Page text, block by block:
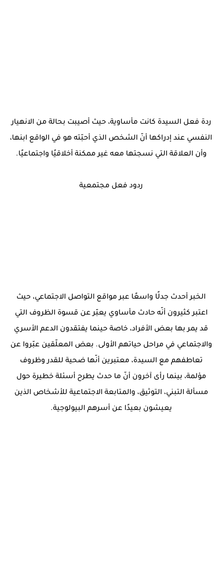
ردة فعل السيدة كانت مأساوية، حيث أصيبت بحالة من الانهيار
النفسي عند إدراكها أنّ الشخص الذي أحبّته هو في الواقع ابنها،
وأن العلاقة التي نسجتها معه غير ممكنة أخلاقيًا واجتماعيًا.
ردود فعل مجتمعية
الخبر أحدث جدلًا واسعًا عبر مواقع التواصل الاجتماعي، حيث
اعتبر كثيرون أنّه حادث مأساوي يعبّر عن قسوة الظروف التي
قد يمر بها بعض الأفراد، خاصة حينما يفتقدون الدعم الأسري
والاجتماعي في مراحل حياتهم الأولى. بعض المعلّقين عبّروا عن
تعاطفهم مع السيدة، معتبرين أنّها ضحية للقدر وظروف
مؤلمة، بينما رأى آخرون أنّ ما حدث يطرح أسئلة خطيرة حول
مسألة التبني، التوثيق، والمتابعة الاجتماعية للأشخاص الذين
يعيشون بعيدًا عن أسرهم البيولوجية.